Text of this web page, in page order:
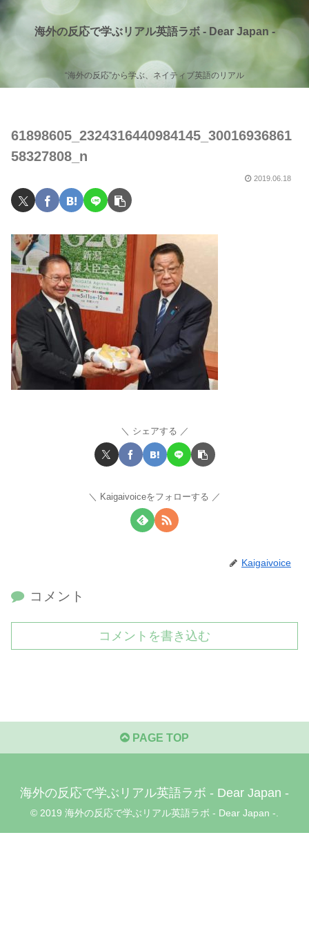
海外の反応で学ぶリアル英語ラボ - Dear Japan -
“海外の反応”から学ぶ、ネイティブ英語のリアル
61898605_2324316440984145_30016936861
58327808_n
2019.06.18
シェアする
Kaigaivoiceをフォローする
Kaigaivoice
コメント
コメントを書き込む
PAGE TOP
海外の反応で学ぶリアル英語ラボ - Dear Japan -
© 2019 海外の反応で学ぶリアル英語ラボ - Dear Japan -.